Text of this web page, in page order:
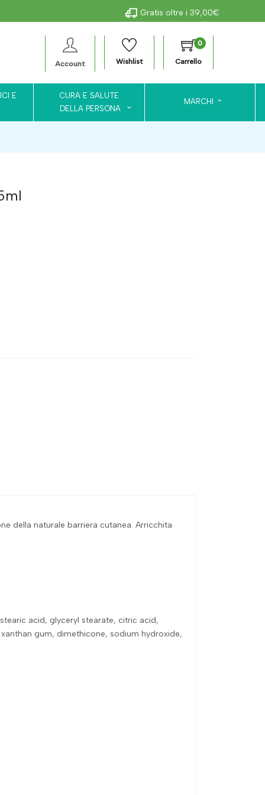
Gratis oltre i 39,00€
Account Wishlist
0
Carrello
E
CURA E SALUTE
DELLA PERSONA
MARCHI
della naturale barriera cutanea. Arricchita
acid, glyceryl stearate, citric acid,
gum, dimethicone, sodium hydroxide,